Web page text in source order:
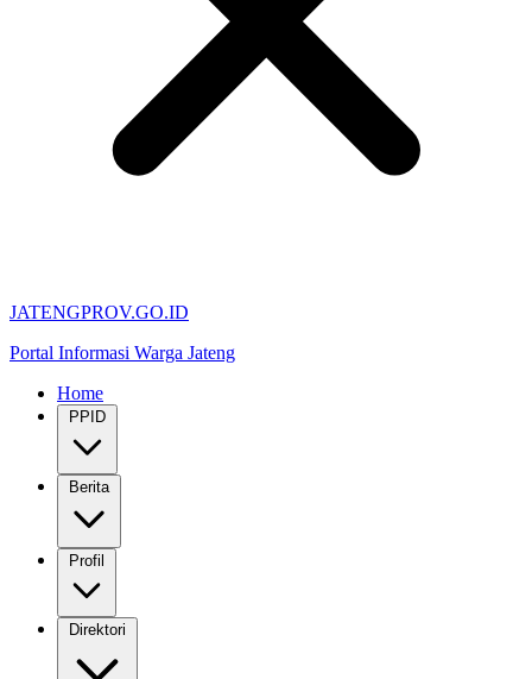
JATENGPROV.GO.ID
Portal Informasi Warga Jateng
Home
PPID
Berita
Profil
Direktori